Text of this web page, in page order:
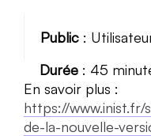
Public :
Durée : 45
En savoir plus :
https://
de-la-nouvelle-